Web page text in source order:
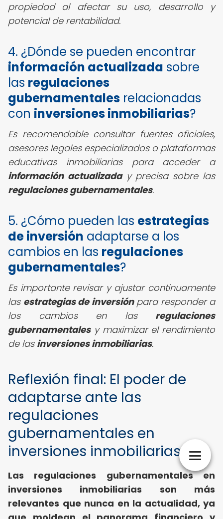
propiedad al afectar su uso, desarrollo y
potencial de rentabilidad.
4. ¿Dónde se pueden encontrar
información actualizada sobre
las regulaciones
gubernamentales relacionadas
con inversiones inmobiliarias?
Es recomendable consultar fuentes oficiales,
asesores legales especializados o plataformas
educativas inmobiliarias para acceder a
información actualizaday precisa sobre las
regulaciones gubernamentales.
5. ¿Cómo pueden las estrategias
de inversión adaptarse a los
cambios en las regulaciones
gubernamentales?
Es importante revisar y ajustar continuamente
las estrategias de inversiónpara responder a
los cambios en las regulaciones
gubernamentalesy maximizar el rendimiento
de las inversiones inmobiliarias.
Reflexión final: El poder de
adaptarse ante las
regulaciones
gubernamentales en
inversiones inmobiliarias
Las regulaciones gubernamentales en
inversiones inmobiliarias son más
relevantes que nunca en la actualidad, ya